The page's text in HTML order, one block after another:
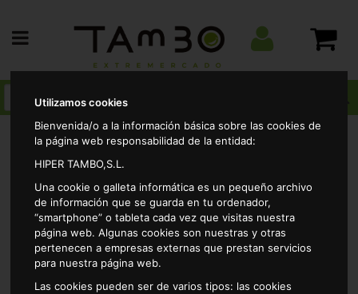
Utilizamos cookies
Bienvenida/o a la información básica sobre las cookies de
la página web responsabilidad de la entidad:
HIPER TAMBO,S.L.
Una cookie o galleta informática es un pequeño archivo
de información que se guarda en tu ordenador,
“smartphone” o tableta cada vez que visitas nuestra
página web. Algunas cookies son nuestras y otras
pertenecen a empresas externas que prestan servicios
para nuestra página web.
Las cookies pueden ser de varios tipos: las cookies
Alimentacion
cocidas
Alubia carilla luengo frasco pe.400gr